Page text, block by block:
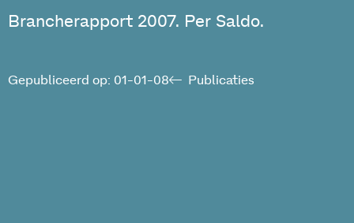
Brancherapport 2007. Per Saldo.
Publicaties
Gepubliceerd op: 01-01-08